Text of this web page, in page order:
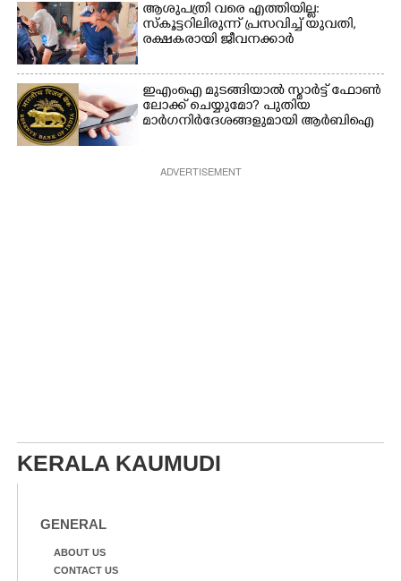
ആശുപത്രി വരെ എത്തിയില്ല:
സ്കൂട്ടറിലിരുന്ന് പ്രസവിച്ച് യുവതി,
രക്ഷകരായി ജീവനക്കാർ
ഇഎംഐ മുടങ്ങിയാൽ സ്മാർട്ട് ഫോൺ
ലോക്ക് ചെയ്യുമോ? പുതിയ
മാർഗനിർദേശങ്ങളുമായി ആർബിഐ
ADVERTISEMENT
KERALA KAUMUDI
GENERAL
ABOUT US
CONTACT US